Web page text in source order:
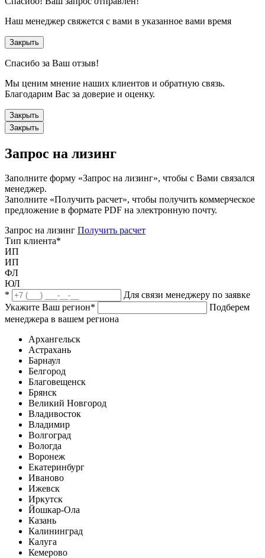
Наш менеджер свяжется с вами в указанное вами время
Закрыть
Спасибо за Ваш отзыв!
Мы ценим мнение наших клиентов и обратную связь.
Благодарим Вас за доверие и оценку.
Закрыть
Закрыть
Запрос на лизинг
Заполните форму «Запрос на лизинг», чтобы с Вами связался
менеджер.
Заполните «Получить расчет», чтобы получить коммерческое
предложение в формате PDF на электронную почту.
Запрос на лизинг Получить расчет
Тип клиента*
ИП
ИП
ФЛ
ЮЛ
*
Для связи менеджеру по заявке
Укажите Ваш регион*
Подберем
менеджера в вашем региона
Архангельск
Астрахань
Барнаул
Белгород
Благовещенск
Брянск
Великий Новгород
Владивосток
Владимир
Волгоград
Вологда
Воронеж
Екатеринбург
Иваново
Ижевск
Иркутск
Йошкар-Ола
Казань
Калининград
Калуга
Кемерово